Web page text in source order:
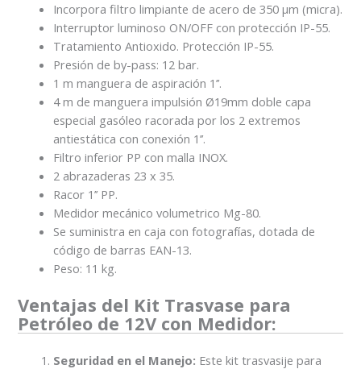
Incorpora filtro limpiante de acero de 350 μm (micra).
Interruptor luminoso ON/OFF con protección IP-55.
Tratamiento Antioxido. Protección IP-55.
Presión de by-pass: 12 bar.
1 m manguera de aspiración 1’’.
4 m de manguera impulsión Ø19mm doble capa
especial gasóleo racorada por los 2 extremos
antiestática con conexión 1’’.
Filtro inferior PP con malla INOX.
2 abrazaderas 23 x 35.
Racor 1’’ PP.
Medidor mecánico volumetrico Mg-80.
Se suministra en caja con fotografías, dotada de
código de barras EAN-13.
Peso: 11 kg.
Ventajas del Kit Trasvase para
Petróleo de 12V con Medidor:
Seguridad en el Manejo: Este kit trasvasije para